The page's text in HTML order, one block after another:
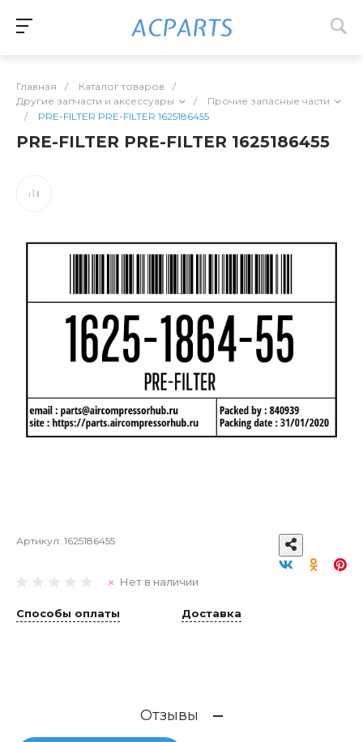
Главная / Каталог товаров
/
Другие запчасти и аксессуары
/
Прочие запасные части
/
PRE-FILTER PRE-FILTER 1625186455
PRE-FILTER PRE-FILTER 1625186455
Артикул: 1625186455
Нет в наличии
Способы оплаты Доставка
Отзывы